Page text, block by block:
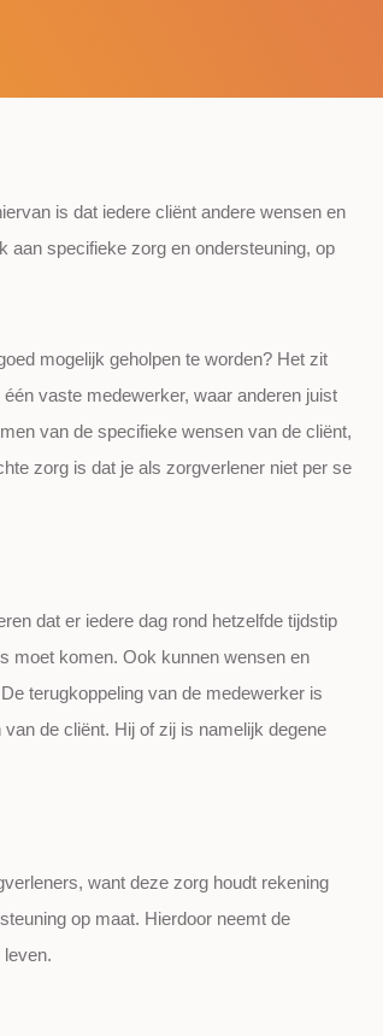
is dat iedere cliënt andere wensen en
aan specifieke zorg en ondersteuning, op
mogelijk geholpen te worden? Het zit
vaste medewerker, waar anderen juist
van de specifieke wensen van de cliënt,
zorg is dat je als zorgverlener niet per se
dat er iedere dag rond hetzelfde tijdstip
moet komen. Ook kunnen wensen en
terugkoppeling van de medewerker is
de cliënt. Hij of zij is namelijk degene
want deze zorg houdt rekening
op maat. Hierdoor neemt de